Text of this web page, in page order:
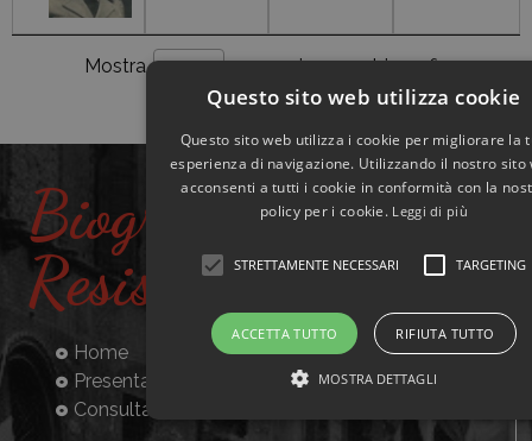
Mostra 10 per pagina 10 biografie
Biografie
Resistenti
Home
Presentazione
Consulta la banca dati
Questo sito web utilizza cookie
Questo sito web utilizza i cookie per migliorare la
esperienza di navigazione. Utilizzando il nostro sito
acconsenti a tutti i cookie in conformità con la
policy per i cookie. Leggi di più
STRETTAMENTE NECESSARI TARGETING
ACCETTA TUTTO RIFIUTA TUTTO
MOSTRA DETTAGLI